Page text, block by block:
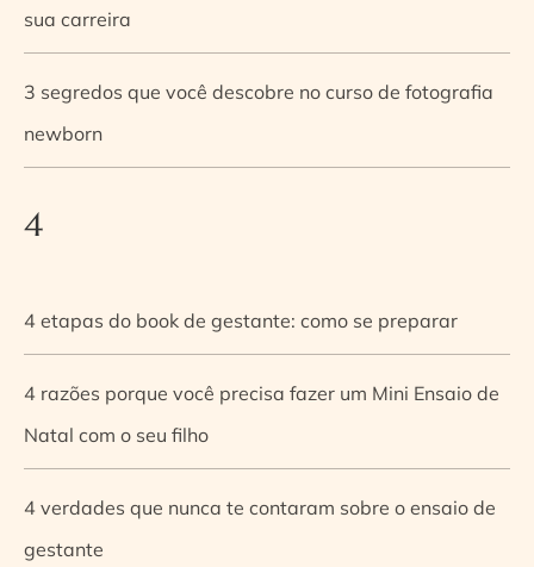
sua carreira
3 segredos que você descobre no curso de fotografia
newborn
4
4 etapas do book de gestante: como se preparar
4 razões porque você precisa fazer um Mini Ensaio de
Natal com o seu filho
4 verdades que nunca te contaram sobre o ensaio de
gestante